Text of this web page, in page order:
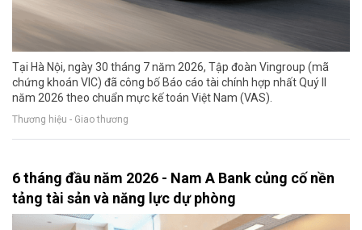
Tại Hà Nội, ngày 30 tháng 7 năm 2026, Tập đoàn Vingroup (mã
chứng khoán VIC) đã công bố Báo cáo tài chính hợp nhất Quý II
năm 2026 theo chuẩn mực kế toán Việt Nam (VAS).
Thương hiệu - Giao thương
6 tháng đầu năm 2026 - Nam A Bank củng cố nền
tảng tài sản và năng lực dự phòng